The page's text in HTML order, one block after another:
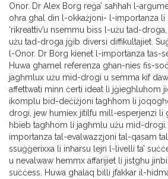
Onor. Dr Alex Borg reġa’ saħħaħ l-
oħra għal din l-okkażjoni- l-importanza li
‘rikreattiv’u nsemmu biss l-użu tad-
użu tad-droga jġib diversi diffikultajiet.
l-Onor. Dr Borg kienet l-importanza tas-
Huwa għamel referenza għan-nies fis-
jagħmlux użu mid-drogi u semma kif
affettwati minn ċerti ideat li jġiegħluhom
ikomplu bid-deċiżjoni tagħhom li
drogi, jew humiex jitilfu mill-esperjenzi li
ħbieb tagħhom li jagħmlu użu mid-
importanza tal-evalwazzjoni tal-qasam
ssuġġerixxa li inħarsu lejn l-livelli ta’
u nevalwaw hemmx affarijiet li jistgħu
suċċess. Huwa għalaq billi jfakkar il-